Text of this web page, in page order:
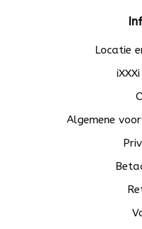
Locatie
Algemene